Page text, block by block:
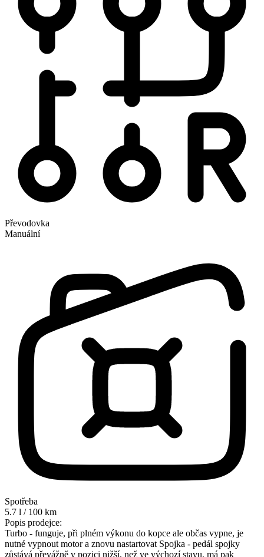
Převodovka
Manuální
Spotřeba
5.7 l / 100 km
Popis prodejce:
Turbo - funguje, při plném výkonu do kopce ale občas vypne, je
nutné vypnout motor a znovu nastartovat Spojka - pedál spojky
zůstává převážně v pozici nižší, než ve výchozí stavu, má pak